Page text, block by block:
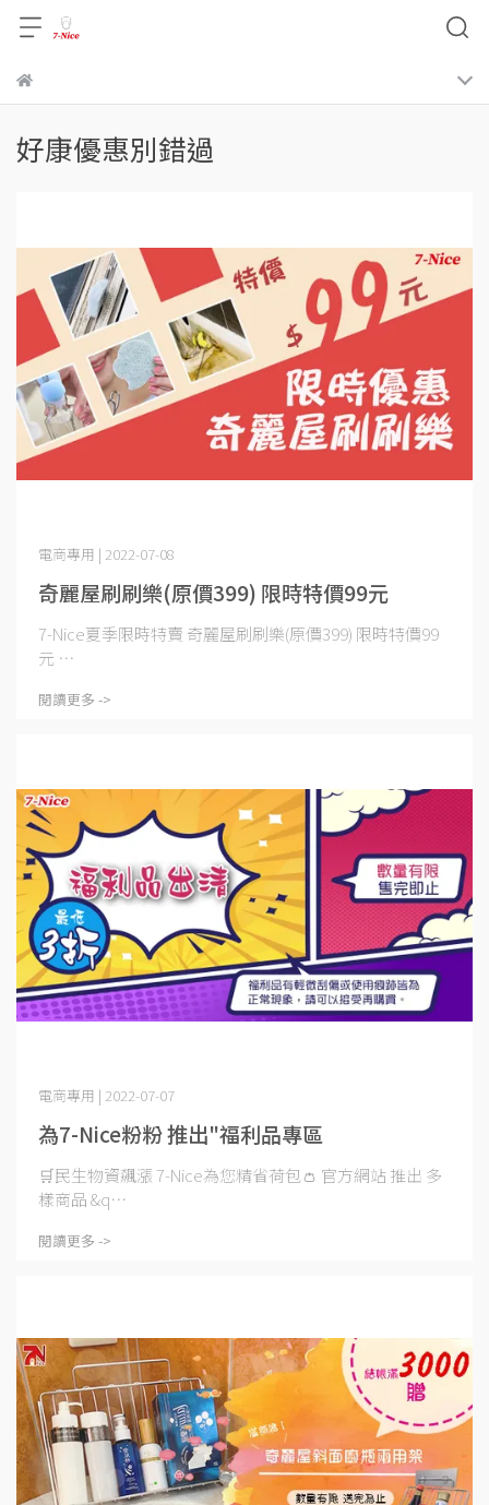
由系統取消，恕不另行通知
好康優惠別錯過
奇麗屋刷刷樂(原價399) 限時特價99元
電商專用 | 2022-07-08
7-Nice夏季限時特賣 奇麗屋刷刷樂(原價399) 限時特價99
元 ⋯
閱讀更多 ->
為7-Nice粉粉 推出"福利品專區
電商專用 | 2022-07-07
🛒民生物資飆漲 7-Nice為您精省荷包👛 官方網站 推出 多
樣商品 &q⋯
閱讀更多 ->